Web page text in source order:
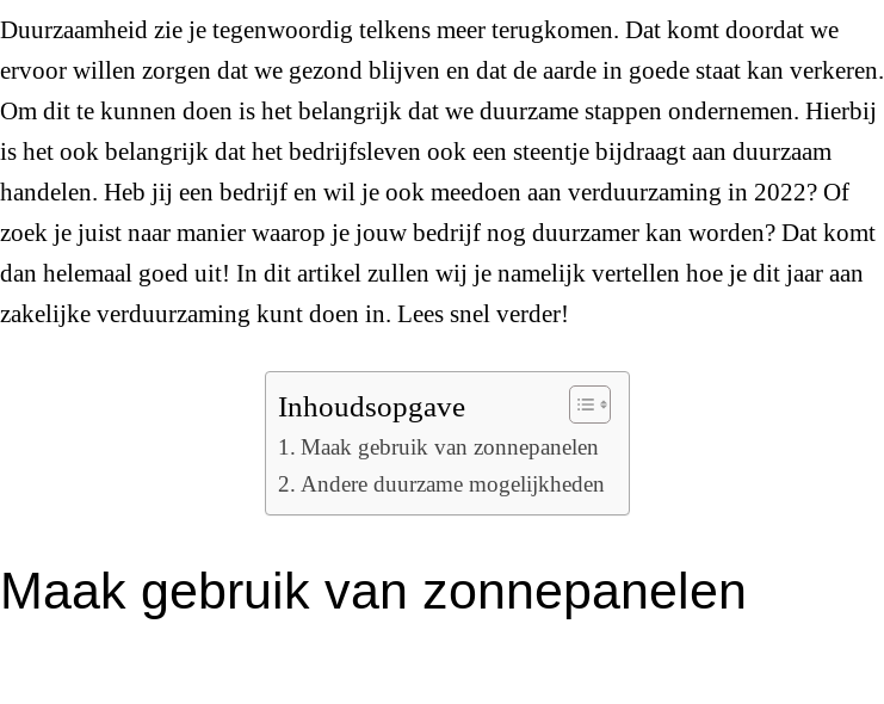
Duurzaamheid zie je tegenwoordig telkens meer terugkomen. Dat komt doordat we
ervoor willen zorgen dat we gezond blijven en dat de aarde in goede staat kan verkeren.
Om dit te kunnen doen is het belangrijk dat we duurzame stappen ondernemen. Hierbij
is het ook belangrijk dat het bedrijfsleven ook een steentje bijdraagt aan duurzaam
handelen. Heb jij een bedrijf en wil je ook meedoen aan verduurzaming in 2022? Of
zoek je juist naar manier waarop je jouw bedrijf nog duurzamer kan worden? Dat komt
dan helemaal goed uit! In dit artikel zullen wij je namelijk vertellen hoe je dit jaar aan
zakelijke verduurzaming kunt doen in. Lees snel verder!
Inhoudsopgave
Maak gebruik van zonnepanelen
Andere duurzame mogelijkheden
Maak gebruik van zonnepanelen